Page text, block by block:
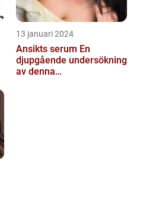
13 januari 2024
Ansikts serum En
djupgående undersökning
av denna